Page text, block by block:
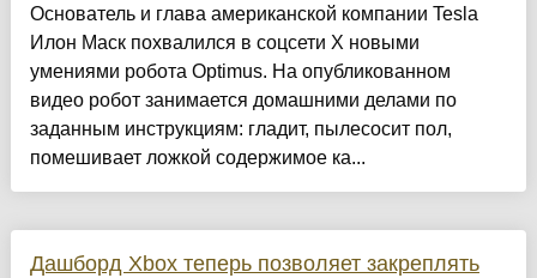
Основатель и глава американской компании Tesla
Илон Маск похвалился в соцсети X новыми
умениями робота Optimus. На опубликованном
видео робот занимается домашними делами по
заданным инструкциям: гладит, пылесосит пол,
помешивает ложкой содержимое ка...
Дашборд Xbox теперь позволяет закреплять